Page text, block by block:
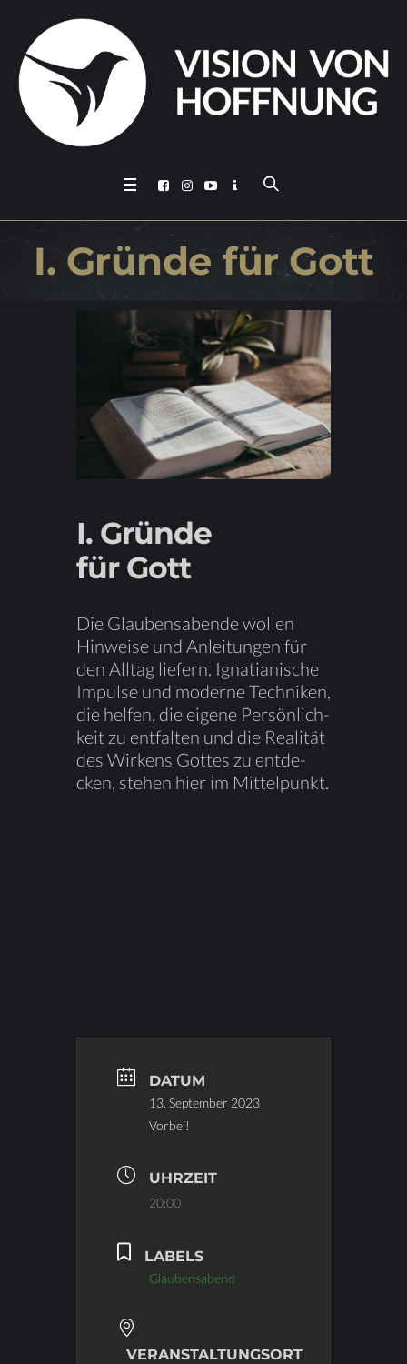
I. Grün­de für Gott
I. Grün­de
für Gott
Die Glau­bens­aben­de wol­len
Hin­wei­se und An­lei­tun­gen für
den All­tag lie­fern. Igna­tia­ni­sche
Im­pul­se und mo­der­ne Tech­ni­ken,
die hel­fen, die ei­ge­ne Per­sön­lich­
keit zu ent­fal­ten und dieRea­li­tät
des Wir­kens Got­tes zu ent­de­
cken, ste­hen hier im Mittelpunkt.
DATUM
13. September 2023
Vorbei!
UHRZEIT
20:00
LABELS
Glaubensabend
VERANSTALTUNGSORT